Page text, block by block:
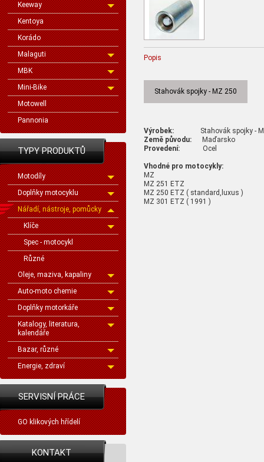
Keeway
Kentoya
Korádo
Malaguti
MBK
Mini-Bike
Motowell
Pannonia
TYPY PRODUKTŮ
Motodíly
Doplňky motocyklu
Nářadí, nástroje, pomůcky
Klíče
Spec - motocykl
Různé
Oleje, maziva, kapaliny
Auto-moto chemie
Doplňky motorkáře
Katalogy, literatura,
kalendáře
Bazar, různé
Energie, zdraví
SERVISNÍ PRÁCE
GO klikových hřídelí
KONTAKT
Popis
Stahovák spojky - MZ 250
Výrobek: Stahovák spojky
Země původu: Maďarsko
Provedení: Ocel
Vhodné pro motocykly:
MZ
MZ 251 ETZ
MZ 250 ETZ ( standard,luxus )
MZ 301 ETZ ( 1991 )